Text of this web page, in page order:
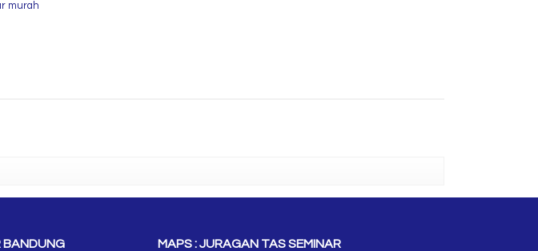
murah
BANDUNG MAPS : JURAGAN TAS SEMINAR